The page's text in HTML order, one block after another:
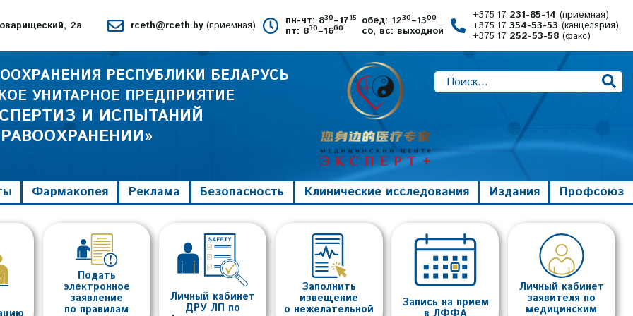
2а rceth@rceth.by (приемная) пн-чт: 830–1715
пт: 830–1600
обед: 1230–1300
сб, вс: выходной
+375 17 231-85-14(приемная)
+375 17354-53-53(канцелярия)
+375 17 252-53-58(факс)
РЕСПУБЛИКИ БЕЛАРУСЬ
УНИТАРНОЕ ПРЕДПРИЯТИЕ
И ИСПЫТАНИЙ
Фармакопея Реклама Безопасность Клинические исследования Издания Профсоюз
Подать
электронное
заявление
по правилам
Личный кабинет
ДРУ ЛП по
Заполнить
извещение
о нежелательной
Запись на прием
Личный кабинет
заявителя по
медицинским